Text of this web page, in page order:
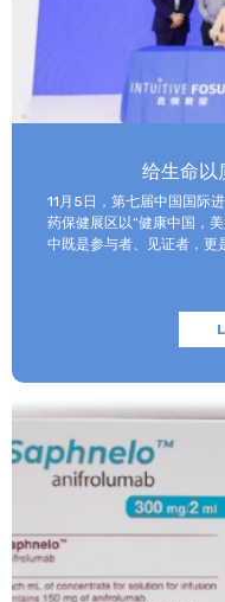
给生命以
11月5日，第七届中国国际
药保健展区以“健康中国，
中既是参与者、见证者，更
以进博会为纽带，和睦家
期更好地为患者提供多样